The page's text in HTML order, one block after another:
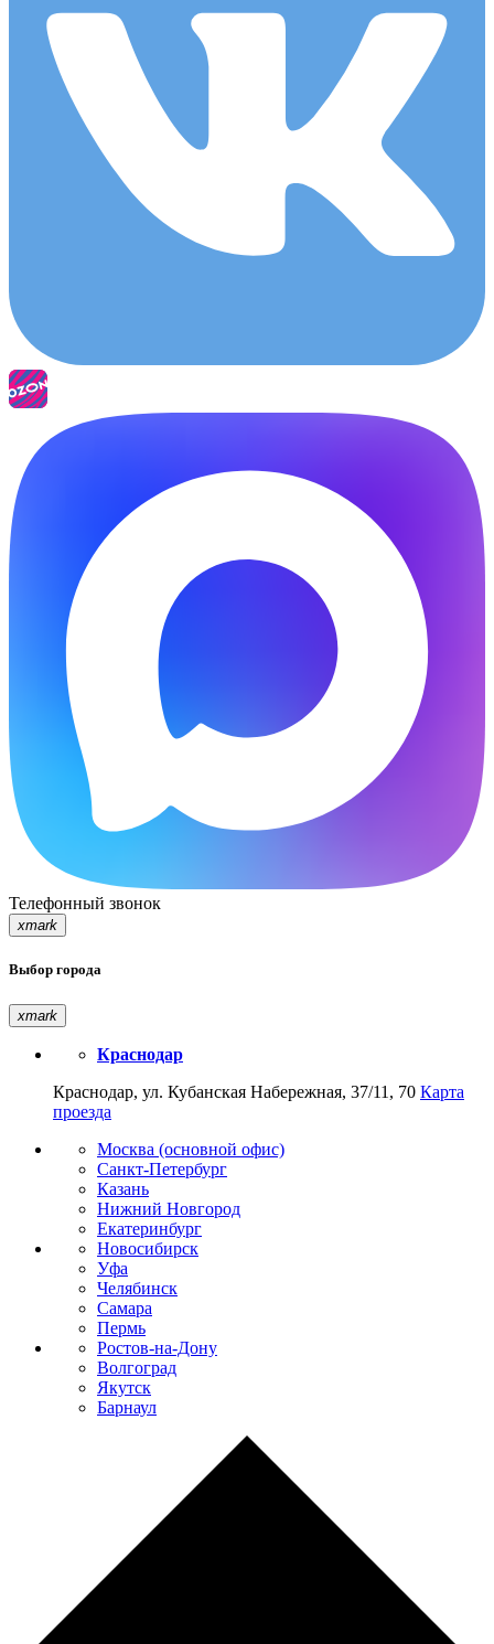
Телефонный звонок
xmark
Выбор города
xmark
Краснодар
Краснодар, ул. Кубанская Набережная, 37/11, 70 Карта
проезда
Москва (основной офис)
Санкт-Петербург
Казань
Нижний Новгород
Екатеринбург
Новосибирск
Уфа
Челябинск
Самара
Пермь
Ростов-на-Дону
Волгоград
Якутск
Барнаул